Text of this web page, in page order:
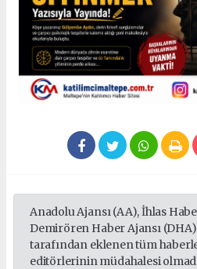
Anadolu Ajansı (AA), İhlas
Demirören Haber Ajansı
tarafından eklenen tüm
editörlerinin müdahalesi